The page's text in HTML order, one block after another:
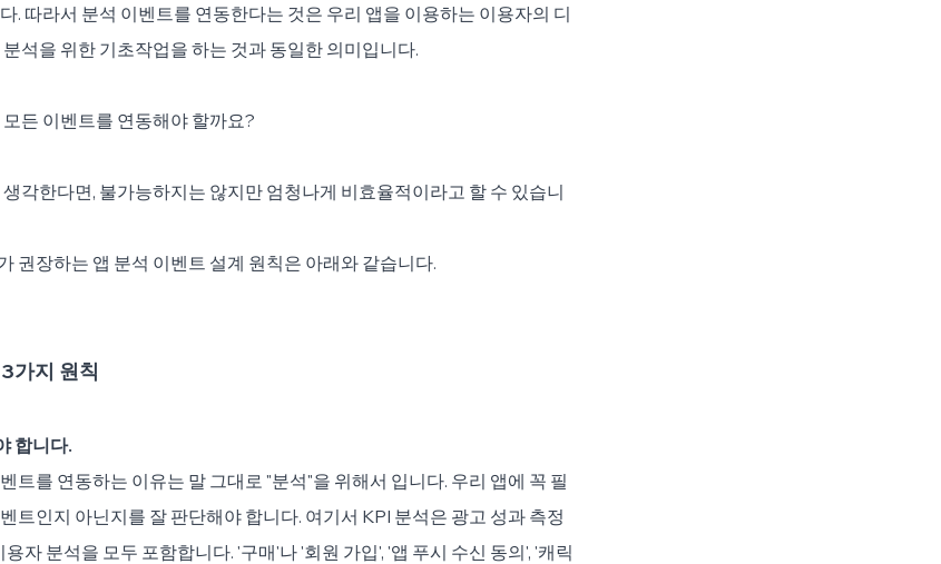
. 따라서 분석 이벤트를 연동한다는 것은 우리 앱을 이용하는 이용자의 디
석을 위한 기초작업을 하는 것과 동일한 의미입니다.
든 이벤트를 연동해야 할까요?
각한다면, 불가능하지는 않지만 엄청나게 비효율적이라고 할 수 있습니
권장하는 앱 분석 이벤트 설계 원칙은 아래와 같습니다.
가지 원칙
합니다.
트를 연동하는 이유는 말 그대로 "분석"을 위해서 입니다. 우리 앱에 꼭 필
트인지 아닌지를 잘 판단해야 합니다. 여기서 KPI 분석은 광고 성과 측정
자 분석을 모두 포함합니다. '구매'나 '회원 가입', '앱 푸시 수신 동의', '캐릭